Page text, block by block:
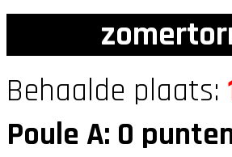
Behaalde plaats:
Poule A: 0